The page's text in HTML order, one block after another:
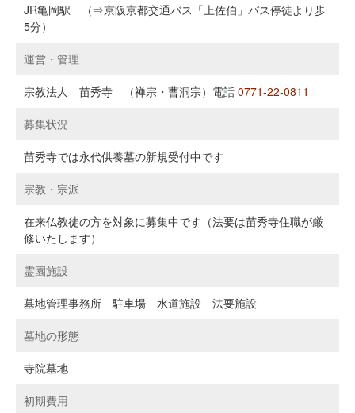
JR亀岡駅 （⇒京阪京都交通バス「上佐伯」バス停徒より歩
5分）
運営・管理
宗教法人 苗秀寺 （禅宗・曹洞宗）電話 0771-22-0811
募集状況
苗秀寺では永代供養墓の新規受付中です
宗教・宗派
在来仏教徒の方を対象に募集中です（法要は苗秀寺住職が厳
修いたします）
霊園施設
墓地管理事務所 駐車場 水道施設 法要施設
墓地の形態
寺院墓地
初期費用